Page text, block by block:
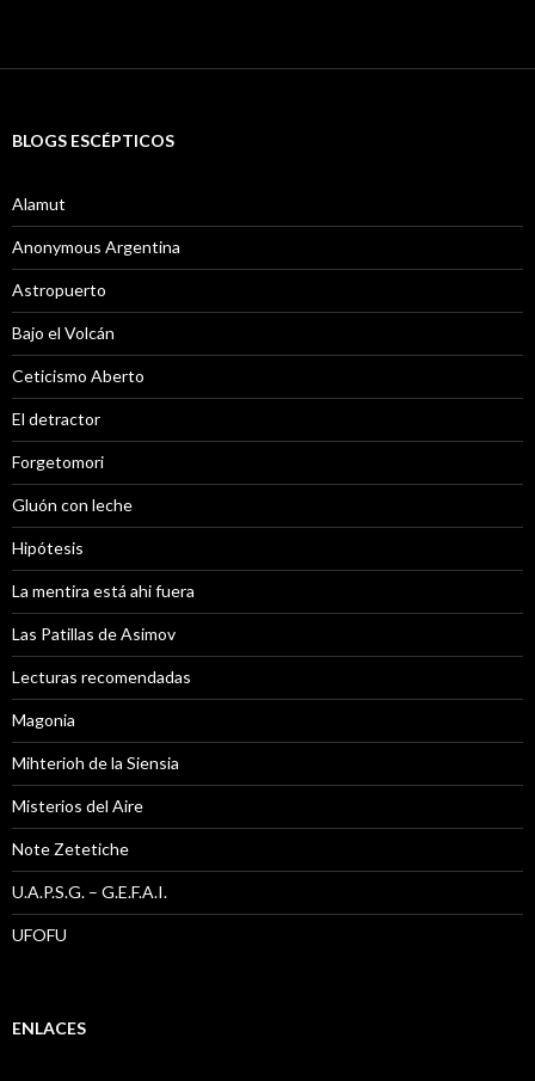
BLOGS ESCÉPTICOS
Alamut
Anonymous Argentina
Astropuerto
Bajo el Volcán
Ceticismo Aberto
El detractor
Forgetomori
Gluón con leche
Hipótesis
La mentira está ahi fuera
Las Patillas de Asimov
Lecturas recomendadas
Magonia
Mihterioh de la Siensia
Misterios del Aire
Note Zetetiche
U.A.P.S.G. – G.E.F.A.I.
UFOFU
ENLACES